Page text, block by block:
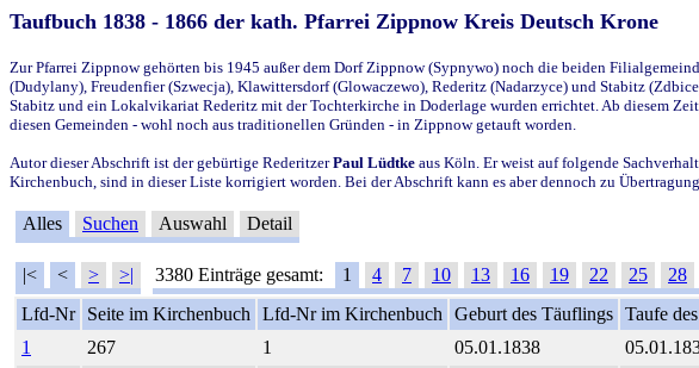
Taufbuch 1838 - 1866 der kath. Pfarrei Zippnow Kreis Deutsch Krone
Zur Pfarrei Zippnow gehörten bis 1945 außer dem Dorf Zippnow (Sypnywo) noch die beiden
(Dudylany), Freudenfier (Szwecja), Klawittersdorf (Glowaczewo), Rederitz (Nadarzyce) und Stabitz
Stabitz und ein Lokalvikariat Rederitz mit der Tochterkirche in Doderlage wurden errichtet. Ab diesem
diesen Gemeinden - wohl noch aus traditionellen Gründen - in Zippnow getauft worden.
Autor dieser Abschrift ist der gebürtige RederitzerPaul Lüdtke aus Köln. Er weist auf folgende
Kirchenbuch, sind in dieser Liste korrigiert worden. Bei der Abschrift kann es aber dennoch zu
Alles Suchen Auswahl Detail
|< < > >| 3380 Einträge gesamt: 1 4 7 10 13 16 19 22 25 28
Lfd-Nr
Seite im Kirchenbuch Lfd-Nr im Kirchenbuch Geburt des Täuflings Taufe
1
267 1 05.01.1838